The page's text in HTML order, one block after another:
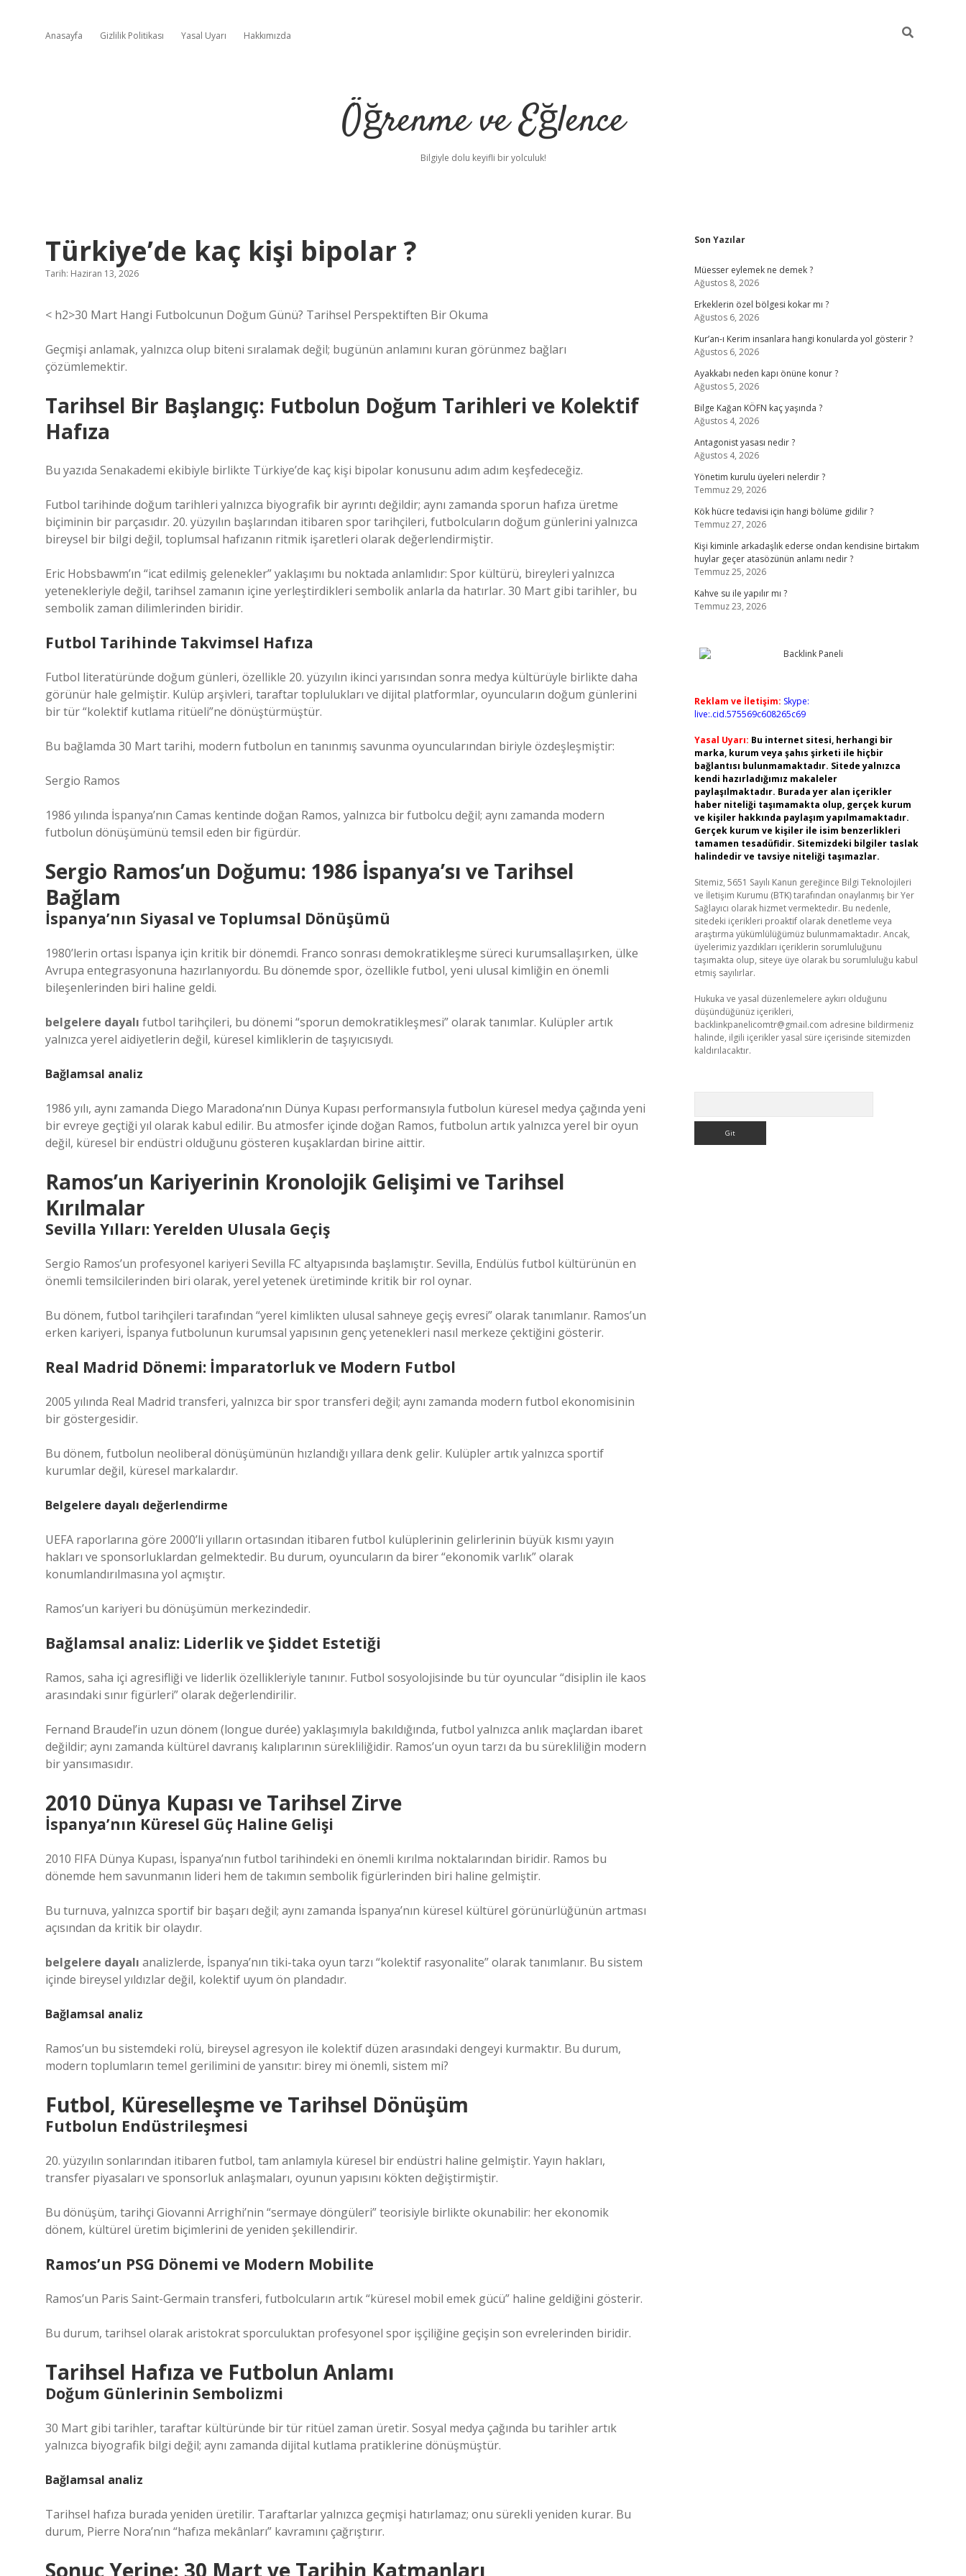
Anasayfa Gizlilik Politikası Yasal Uyarı Hakkımızda
Öğrenme ve Eğlence
Bilgiyle dolu keyifli bir yolculuk!
Türkiye’de kaç kişi bipolar ?
Tarih: Haziran 13, 2026
< h2>30 Mart Hangi Futbolcunun Doğum Günü? Tarihsel Perspektiften Bir Okuma
Geçmişi anlamak, yalnızca olup biteni sıralamak değil; bugünün anlamını kuran görünmez bağları
çözümlemektir.
Tarihsel Bir Başlangıç: Futbolun Doğum Tarihleri ve Kolektif
Hafıza
Bu yazıda Senakademi ekibiyle birlikte Türkiye’de kaç kişi bipolar konusunu adım adım keşfedeceğiz.
Futbol tarihinde doğum tarihleri yalnızca biyografik bir ayrıntı değildir; aynı zamanda sporun hafıza üretme
biçiminin bir parçasıdır. 20. yüzyılın başlarından itibaren spor tarihçileri, futbolcuların doğum günlerini yalnızca
bireysel bir bilgi değil, toplumsal hafızanın ritmik işaretleri olarak değerlendirmiştir.
Eric Hobsbawm’ın “icat edilmiş gelenekler” yaklaşımı bu noktada anlamlıdır: Spor kültürü, bireyleri yalnızca
yetenekleriyle değil, tarihsel zamanın içine yerleştirdikleri sembolik anlarla da hatırlar. 30 Mart gibi tarihler, bu
sembolik zaman dilimlerinden biridir.
Futbol Tarihinde Takvimsel Hafıza
Futbol literatüründe doğum günleri, özellikle 20. yüzyılın ikinci yarısından sonra medya kültürüyle birlikte daha
görünür hale gelmiştir. Kulüp arşivleri, taraftar toplulukları ve dijital platformlar, oyuncuların doğum günlerini
bir tür “kolektif kutlama ritüeli”ne dönüştürmüştür.
Bu bağlamda 30 Mart tarihi, modern futbolun en tanınmış savunma oyuncularından biriyle özdeşleşmiştir:
Sergio Ramos
1986 yılında İspanya’nın Camas kentinde doğan Ramos, yalnızca bir futbolcu değil; aynı zamanda modern
futbolun dönüşümünü temsil eden bir figürdür.
Sergio Ramos’un Doğumu: 1986 İspanya’sı ve Tarihsel
Bağlam
İspanya’nın Siyasal ve Toplumsal Dönüşümü
1980’lerin ortası İspanya için kritik bir dönemdi. Franco sonrası demokratikleşme süreci kurumsallaşırken, ülke
Avrupa entegrasyonuna hazırlanıyordu. Bu dönemde spor, özellikle futbol, yeni ulusal kimliğin en önemli
bileşenlerinden biri haline geldi.
belgelere dayalı futbol tarihçileri, bu dönemi “sporun demokratikleşmesi” olarak tanımlar. Kulüpler artık
yalnızca yerel aidiyetlerin değil, küresel kimliklerin de taşıyıcısıydı.
Bağlamsal analiz
1986 yılı, aynı zamanda Diego Maradona’nın Dünya Kupası performansıyla futbolun küresel medya çağında yeni
bir evreye geçtiği yıl olarak kabul edilir. Bu atmosfer içinde doğan Ramos, futbolun artık yalnızca yerel bir oyun
değil, küresel bir endüstri olduğunu gösteren kuşaklardan birine aittir.
Ramos’un Kariyerinin Kronolojik Gelişimi ve Tarihsel
Kırılmalar
Sevilla Yılları: Yerelden Ulusala Geçiş
Sergio Ramos’un profesyonel kariyeri Sevilla FC altyapısında başlamıştır. Sevilla, Endülüs futbol kültürünün en
önemli temsilcilerinden biri olarak, yerel yetenek üretiminde kritik bir rol oynar.
Bu dönem, futbol tarihçileri tarafından “yerel kimlikten ulusal sahneye geçiş evresi” olarak tanımlanır. Ramos’un
erken kariyeri, İspanya futbolunun kurumsal yapısının genç yetenekleri nasıl merkeze çektiğini gösterir.
Real Madrid Dönemi: İmparatorluk ve Modern Futbol
2005 yılında Real Madrid transferi, yalnızca bir spor transferi değil; aynı zamanda modern futbol ekonomisinin
bir göstergesidir.
Bu dönem, futbolun neoliberal dönüşümünün hızlandığı yıllara denk gelir. Kulüpler artık yalnızca sportif
kurumlar değil, küresel markalardır.
Belgelere dayalı değerlendirme
UEFA raporlarına göre 2000’li yılların ortasından itibaren futbol kulüplerinin gelirlerinin büyük kısmı yayın
hakları ve sponsorluklardan gelmektedir. Bu durum, oyuncuların da birer “ekonomik varlık” olarak
konumlandırılmasına yol açmıştır.
Ramos’un kariyeri bu dönüşümün merkezindedir.
Bağlamsal analiz: Liderlik ve Şiddet Estetiği
Ramos, saha içi agresifliği ve liderlik özellikleriyle tanınır. Futbol sosyolojisinde bu tür oyuncular “disiplin ile kaos
arasındaki sınır figürleri” olarak değerlendirilir.
Fernand Braudel’in uzun dönem (longue durée) yaklaşımıyla bakıldığında, futbol yalnızca anlık maçlardan ibaret
değildir; aynı zamanda kültürel davranış kalıplarının sürekliliğidir. Ramos’un oyun tarzı da bu sürekliliğin modern
bir yansımasıdır.
2010 Dünya Kupası ve Tarihsel Zirve
İspanya’nın Küresel Güç Haline Gelişi
2010 FIFA Dünya Kupası, İspanya’nın futbol tarihindeki en önemli kırılma noktalarından biridir. Ramos bu
dönemde hem savunmanın lideri hem de takımın sembolik figürlerinden biri haline gelmiştir.
Bu turnuva, yalnızca sportif bir başarı değil; aynı zamanda İspanya’nın küresel kültürel görünürlüğünün artması
açısından da kritik bir olaydır.
belgelere dayalı analizlerde, İspanya’nın tiki-taka oyun tarzı “kolektif rasyonalite” olarak tanımlanır. Bu sistem
içinde bireysel yıldızlar değil, kolektif uyum ön plandadır.
Bağlamsal analiz
Ramos’un bu sistemdeki rolü, bireysel agresyon ile kolektif düzen arasındaki dengeyi kurmaktır. Bu durum,
modern toplumların temel gerilimini de yansıtır: birey mi önemli, sistem mi?
Futbol, Küreselleşme ve Tarihsel Dönüşüm
Futbolun Endüstrileşmesi
20. yüzyılın sonlarından itibaren futbol, tam anlamıyla küresel bir endüstri haline gelmiştir. Yayın hakları,
transfer piyasaları ve sponsorluk anlaşmaları, oyunun yapısını kökten değiştirmiştir.
Bu dönüşüm, tarihçi Giovanni Arrighi’nin “sermaye döngüleri” teorisiyle birlikte okunabilir: her ekonomik
dönem, kültürel üretim biçimlerini de yeniden şekillendirir.
Ramos’un PSG Dönemi ve Modern Mobilite
Ramos’un Paris Saint-Germain transferi, futbolcuların artık “küresel mobil emek gücü” haline geldiğini gösterir.
Bu durum, tarihsel olarak aristokrat sporculuktan profesyonel spor işçiliğine geçişin son evrelerinden biridir.
Tarihsel Hafıza ve Futbolun Anlamı
Doğum Günlerinin Sembolizmi
30 Mart gibi tarihler, taraftar kültüründe bir tür ritüel zaman üretir. Sosyal medya çağında bu tarihler artık
yalnızca biyografik bilgi değil; aynı zamanda dijital kutlama pratiklerine dönüşmüştür.
Bağlamsal analiz
Tarihsel hafıza burada yeniden üretilir. Taraftarlar yalnızca geçmişi hatırlamaz; onu sürekli yeniden kurar. Bu
durum, Pierre Nora’nın “hafıza mekânları” kavramını çağrıştırır.
Sonuç Yerine: 30 Mart ve Tarihin Katmanları
Sidebar
Son Yazılar
Müesser eylemek ne demek ?
Ağustos 8, 2026
Erkeklerin özel bölgesi kokar mı ?
Ağustos 6, 2026
Kur’an-ı Kerim insanlara hangi konularda yol gösterir ?
Ağustos 6, 2026
Ayakkabı neden kapı önüne konur ?
Ağustos 5, 2026
Bilge Kağan KÖFN kaç yaşında ?
Ağustos 4, 2026
Antagonist yasası nedir ?
Ağustos 4, 2026
Yönetim kurulu üyeleri nelerdir ?
Temmuz 29, 2026
Kök hücre tedavisi için hangi bölüme gidilir ?
Temmuz 27, 2026
Kişi kiminle arkadaşlık ederse ondan kendisine birtakım
huylar geçer atasözünün anlamı nedir ?
Temmuz 25, 2026
Kahve su ile yapılır mı ?
Temmuz 23, 2026
Reklam ve İletişim: Skype:
live:.cid.575569c608265c69
Yasal Uyarı: Bu internet sitesi, herhangi bir
marka, kurum veya şahıs şirketi ile hiçbir
bağlantısı bulunmamaktadır. Sitede yalnızca
kendi hazırladığımız makaleler
paylaşılmaktadır. Burada yer alan içerikler
haber niteliği taşımamakta olup, gerçek kurum
ve kişiler hakkında paylaşım yapılmamaktadır.
Gerçek kurum ve kişiler ile isim benzerlikleri
tamamen tesadüfidir. Sitemizdeki bilgiler taslak
halindedir ve tavsiye niteliği taşımazlar.
Sitemiz, 5651 Sayılı Kanun gereğince Bilgi Teknolojileri
ve İletişim Kurumu (BTK) tarafından onaylanmış bir Yer
Sağlayıcı olarak hizmet vermektedir. Bu nedenle,
sitedeki içerikleri proaktif olarak denetleme veya
araştırma yükümlülüğümüz bulunmamaktadır. Ancak,
üyelerimiz yazdıkları içeriklerin sorumluluğunu
taşımakta olup, siteye üye olarak bu sorumluluğu kabul
etmiş sayılırlar.
Hukuka ve yasal düzenlemelere aykırı olduğunu
düşündüğünüz içerikleri,
backlinkpanelicomtr@gmail.com adresine bildirmeniz
halinde, ilgili içerikler yasal süre içerisinde sitemizden
kaldırılacaktır.